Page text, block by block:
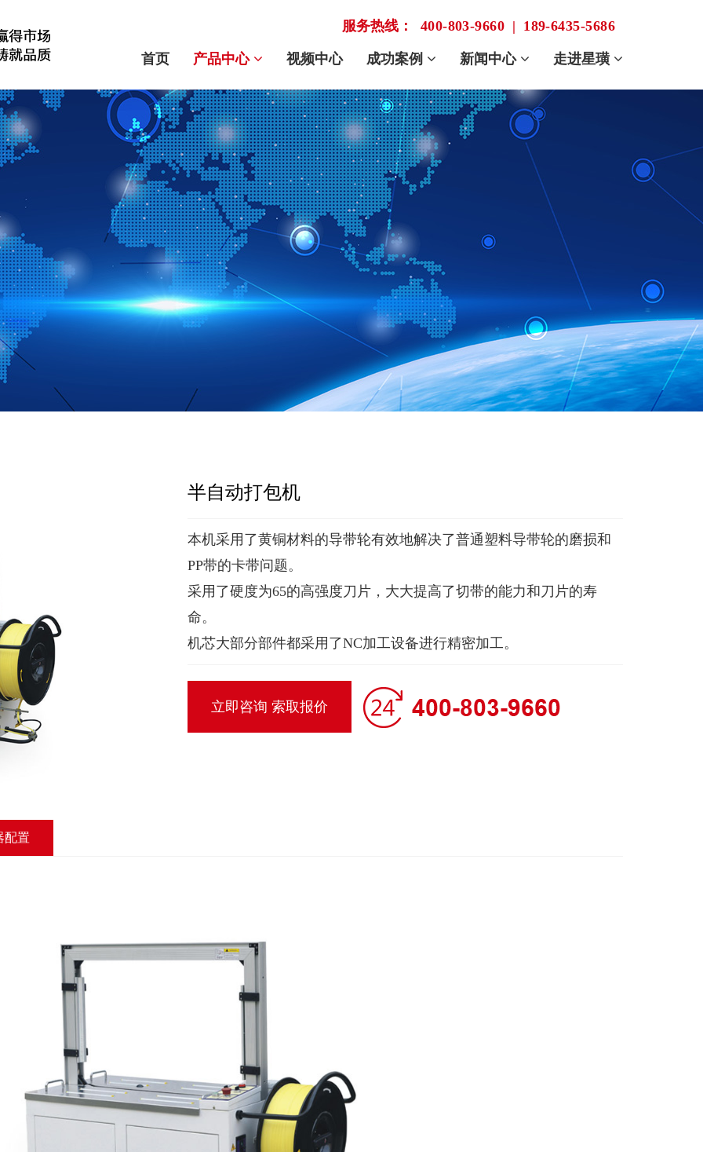
服务热线： 400-803-9660 | 189-6435-5686
首页 产品中心 视频中心 成功案例 新闻中心 走进星璜
半自动打包机
本机采用了黄铜材料的导带轮有效地解决了普通塑料导带轮的磨损和
PP带的卡带问题。
采用了硬度为65的高强度刀片，大大提高了切带的能力和刀片的寿
命。
机芯大部分部件都采用了NC加工设备进行精密加工。
立即咨询 索取报价
配置